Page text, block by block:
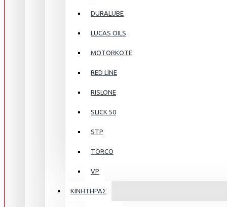
DURALUBE
LUCAS OILS
MOTORKOTE
RED LINE
RISLONE
SLICK 50
STP
TORCO
VP
ΚΙΝΗΤΗΡΑΣ